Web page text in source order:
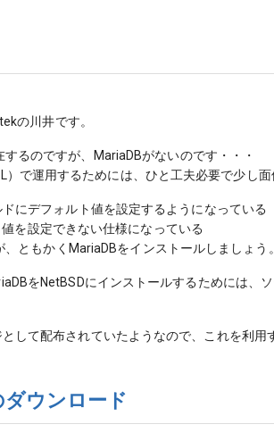
の川井です。
るのですが、MariaDBがないのです・・・
で運用するためには、ひと工夫必要で少し面
にデフォルト値を設定するようになっている
を設定できない仕様になっている
ともかくMariaDBをインストールしましょう。
をNetBSDにインストールするためには
して配布されていたようなので、これを利用
ウンロード